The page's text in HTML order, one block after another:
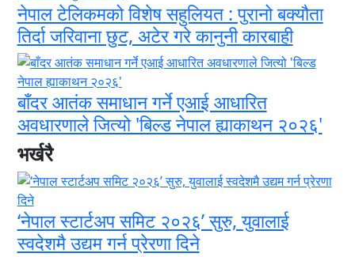
नेपाल टेलिकमको विशेष सहुलियत : पुरानो बक्यौता
तिर्दा जरिवाना छुट, अटेर गरे कानुनी कारबाही
बाँदर आतंक समाधान गर्ने एआई आधारित
अवधारणाले जित्यो 'बिल्ड नेपाल ह्याकाथन २०२६'
भर्खरै
‘नेपाल स्टार्टअप समिट २०२६’ सुरु, युवालाई
स्वदेशमै उद्यम गर्न प्रेरणा दिने